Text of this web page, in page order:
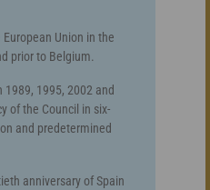
Union in the
prior to Belgium.
1995, 2002 and
of the Council in six-
and predetermined
anniversary of Spain